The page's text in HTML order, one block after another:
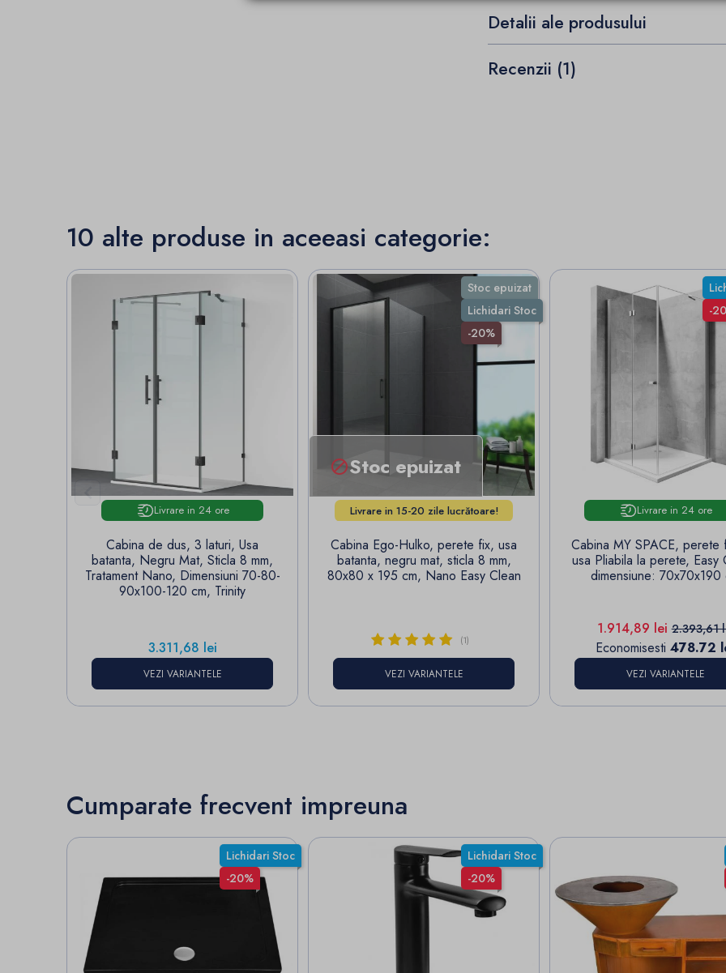
Detalii ale produsului
Recenzii (1)
10 alte produse in aceeasi categorie:

Livrare in 24 ore
Cabina de dus, 3 laturi, Usa
batanta, Negru Mat, Sticla 8 mm,
Tratament Nano, Dimensiuni 70-80-
90x100-120 cm, Trinity
Pret
3.311,68 lei
VEZI VARIANTELE
Stoc epuizat
Lichidari Stoc
-20%
Stoc epuizat
Livrare in 15-20 zile lucrătoare!
Cabina Ego-Hulko, perete fix, usa
batanta, negru mat, sticla 8 mm,
80x80 x 195 cm, Nano Easy Clean
(1)
VEZI VARIANTELE
-
Livrare in 24 ore
Cabina MY SPACE, perete
usa Pliabila la perete, Easy
dimensiune: 70x70x190
Pret
1.914,89 leiPret de
2.393,61
Economisesti 478.72
VEZI VARIANTELE
Cumparate frecvent impreuna
Lichidari Stoc
-20%
Lichidari Stoc
-20%